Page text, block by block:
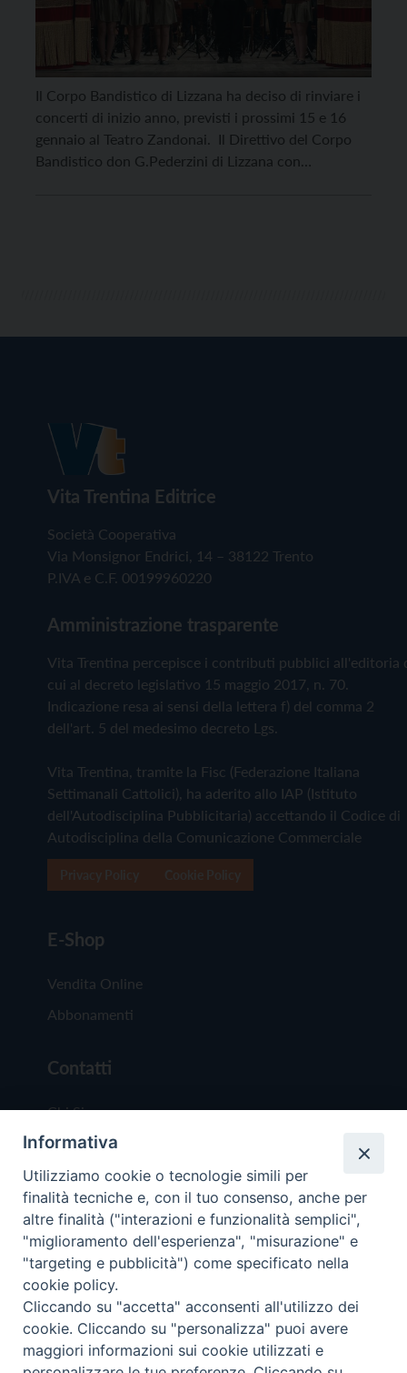
Il Corpo Bandistico di Lizzana ha deciso di rinviare i
concerti di inizio anno, previsti i prossimi 15 e 16
gennaio al Teatro Zandonai. Il Direttivo del Corpo
Bandistico don G.Pederzini di Lizzana con
Vita Trentina Editrice
Società Cooperativa
Via Monsignor Endrici, 14 – 38122 Trento
P.IVA e C.F. 00199960220
Amministrazione trasparente
Vita Trentina percepisce i contributi pubblici all'editoria
cui al decreto legislativo 15 maggio 2017, n. 70.
Indicazione resa ai sensi della lettera f) del comma 2
dell'art. 5 del medesimo decreto Lgs.
Vita Trentina, tramite la Fisc (Federazione Italiana
Settimanali Cattolici), ha aderito allo IAP (Istituto
dell'Autodisciplina Pubblicitaria) accettando il Codice di
Autodisciplina della Comunicazione Commerciale
E-Shop
Vendita Online
Abbonamenti
Contatti
Chi Siamo
Redazione
Scrivici
Copyright © 2019 - Tutti i diritti riservati - Vita
Trentina Editrice
Privacy Policy
Informativa
Utilizziamo cookie o tecnologie simili per
finalità tecniche e, con il tuo consenso, anche per
altre finalità ("interazioni e funzionalità semplici",
"miglioramento dell'esperienza", "misurazione" e
"targeting e pubblicità") come specificato nella
cookie policy.
Cliccando su "accetta" acconsenti all'utilizzo dei
cookie. Cliccando su "personalizza" puoi avere
maggiori informazioni sui cookie utilizzati e